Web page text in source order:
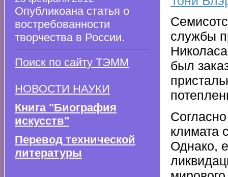
Опубликоана статья о
востребованности
творчества в России.
Поиск по сайту ТЭММ
НОВОСТИ НАУКИ
Книга "Биография
искусств"
Перевод технической
литературы
службы
был
климата
Однако,